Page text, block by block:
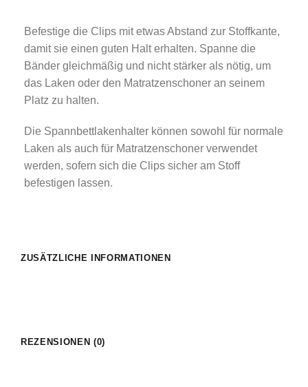
Befestige die Clips mit etwas Abstand zur Stoffkante,
damit sie einen guten Halt erhalten. Spanne die
Bänder gleichmäßig und nicht stärker als nötig, um
das Laken oder den Matratzenschoner an seinem
Platz zu halten.
Die Spannbettlakenhalter können sowohl für normale
Laken als auch für Matratzenschoner verwendet
werden, sofern sich die Clips sicher am Stoff
befestigen lassen.
ZUSÄTZLICHE INFORMATIONEN
REZENSIONEN (0)